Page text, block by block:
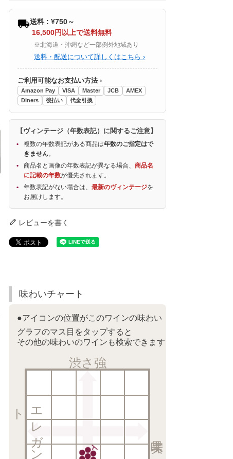
送料 : ¥750～
16,500円以上で送料無料
※北海道・沖縄など一部例外地域あり
送料・配送について詳しくはこちら ›
ご利用可能なお支払い方法 ›
Amazon Pay VISA Master JCB
AMEX
Diners
後払い 代金引換
【ヴィンテージ（年数表記）に関するご注意】
複数の年数表記がある商品は年数のご指定はで
きません。
商品名と画像の年数表記が異なる場合、商品名
に記載の年数が優先されます。
年数表記がない場合は、最新のヴィンテージを
お届けします。
レビューを書く
味わいチャート
●アイコンの位置がこのワインの味わい
グラフのマス目をタップすると
その他の味わいのワインも検索できます
渋さ強
エ
レ
ガ
ン
ト